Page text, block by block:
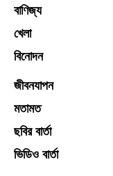
বাণিজ্য
খেলা
বিনোদন
জীবনযাপন
মতামত
ছবির বার্তা
ভিডিও বার্তা